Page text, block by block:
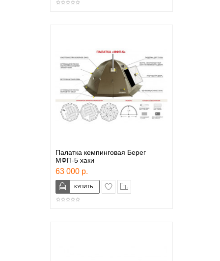
Палатка кемпинговая Берег
МФП-5 хаки
63 000 р.
в закладки